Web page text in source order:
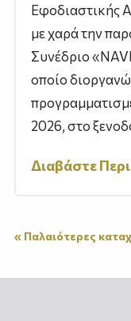
Εφοδιαστικής
με χαρά την
Συνέδριο
οποίο
2026, στο
Διαβάστε
« Παλαιότερες